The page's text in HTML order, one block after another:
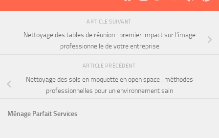
ARTICLE SUIVANT
Nettoyage des tables de réunion : premier impact sur l’image
professionnelle de votre entreprise
ARTICLE PRÉCÉDENT
Nettoyage des sols en moquette en open space : méthodes
professionnelles pour un environnement sain
Ménage Parfait Services